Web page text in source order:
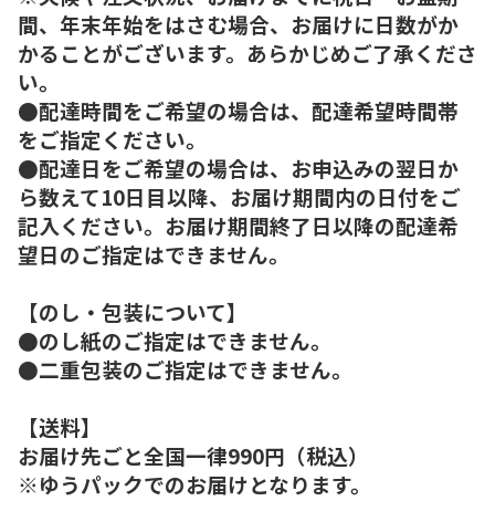
間、年末年始をはさむ場合、お届けに日数がか
かることがございます。あらかじめご了承くださ
い。
●配達時間をご希望の場合は、配達希望時間帯
をご指定ください。
●配達日をご希望の場合は、お申込みの翌日か
ら数えて10日目以降、お届け期間内の日付をご
記入ください。お届け期間終了日以降の配達希
望日のご指定はできません。
【のし・包装について】
●のし紙のご指定はできません。
●二重包装のご指定はできません。
【送料】
お届け先ごと全国一律990円（税込）
※ゆうパックでのお届けとなります。